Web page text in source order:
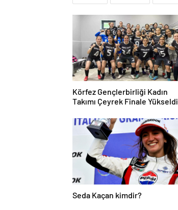
Körfez Gençlerbirliği Kadın
Takımı Çeyrek Finale Yükseldi
Seda Kaçan kimdir?